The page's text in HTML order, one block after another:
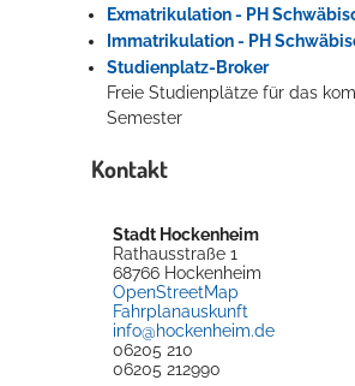
Exmatrikulation - PH
Immatrikulation - PH
Studienplatz-Broker
Freie Studienplätze für das
Semester
Kontakt
Stadt Hockenheim
Rathausstraße 1
68766 Hockenheim
OpenStreetMap
Fahrplanauskunft
info@hockenheim.de
06205 210
06205 212990